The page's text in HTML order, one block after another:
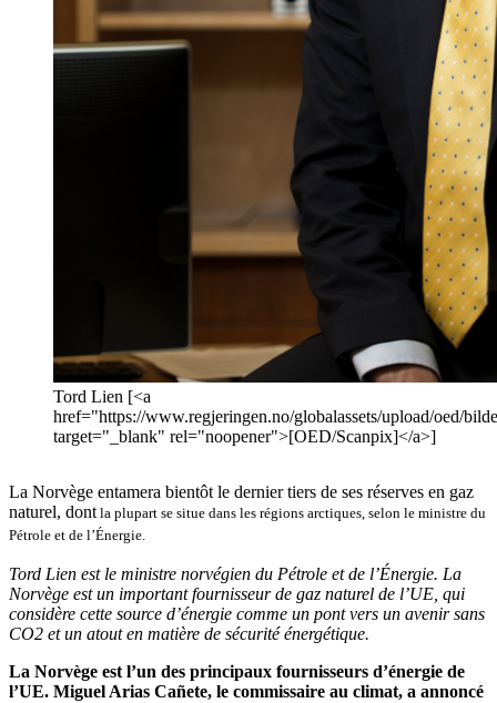
Tord Lien [<a
href="https://www.regjeringen.no/globalassets/upload/oed/
target="_blank" rel="noopener">[OED/Scanpix]</a>]
La Norvège entamera bientôt le dernier tiers de ses réserves en gaz
naturel, dontla plupart se situe dans les régions arctiques, selon le ministre du
Pétrole et de l’Énergie.
Tord Lien est le ministre norvégien du Pétrole et de l’Énergie. La
Norvège est un important fournisseur de gaz naturel de l’UE, qui
considère cette source d’énergie comme un pont vers un avenir sans
CO2 et un atout en matière de sécurité énergétique.
La Norvège est l’un des principaux fournisseurs d’énergie de
l’UE. Miguel Arias Cañete, le commissaire au climat, a annoncé